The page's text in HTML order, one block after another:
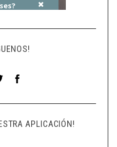
APLICACIÓN!